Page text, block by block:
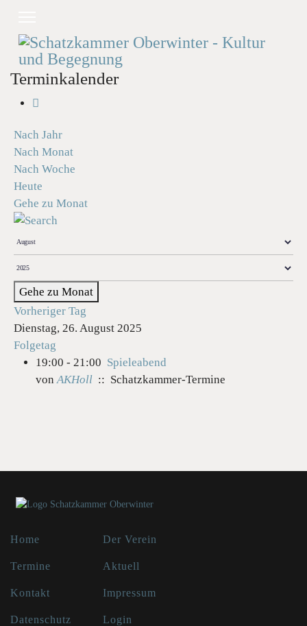
Terminkalender
Nach Jahr
Nach Monat
Nach Woche
Heute
Gehe zu Monat
Gehe zu Monat
Vorheriger Tag
Dienstag, 26. August 2025
Folgetag
19:00 - 21:00 Spieleabend
von AKHoll :: Schatzkammer-Termine
Home Der Verein
Termine Aktuell
Kontakt Impressum
Datenschutz Login